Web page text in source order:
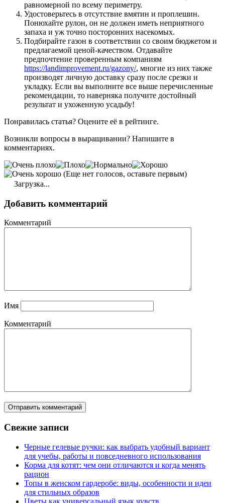
равномерной по всему периметру.
Удостоверьтесь в отсутствие вмятин и проплешин.
Понюхайте рулон, он не должен иметь неприятного
запаха и уж точно посторонних насекомых.
Подбирайте газон в соответствии со своим бюджетом и
предлагаемой ценой-качеством. Отдавайте
предпочтение проверенным компаниям
https://landimprovement.ru/gazony/, многие из них также
производят личную доставку сразу после срезки и
укладку. Если вы выполните все выше перечисленные
рекомендации, то наверняка получите достойный
результат и ухоженную усадьбу!
Понравилась статья? Оцените её в рейтинге.
Возникли вопросы в выращивании? Напишите в
комментариях.
(Еще нет голосов, оставьте первым)
Загрузка...
Добавить комментарий
Комментарий
Имя
Комментарий
Свежие записи
Черные гелевые ручки: как выбрать удобный вариант
для учебы, работы и повседневного использования
Корма для котят: чем они отличаются и когда менять
рацион
Топы в женском гардеробе: виды, особенности и идеи
для стильных образов
Цветы как универсальный язык чувств